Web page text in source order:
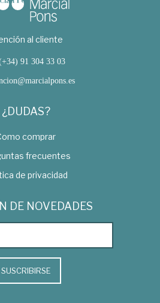
al cliente
91 304 33 03
¿DUDAS?
comprar
frecuentes
de privacidad
DE NOVEDADES
SUSCRIBIRSE